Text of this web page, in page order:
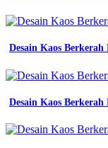
Desain Kaos
Desain Kaos